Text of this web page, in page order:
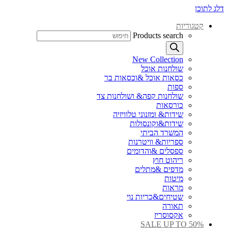
דלג לתוכן
קטגוריות
Products search
New Collection
שולחנות אוכל
כסאות אוכל &וכסאות בר
ספות
שולחנות קפה& ושולחנות צד
כורסאות
שידות& ומזנוני טלוויזיה
שידות&וקונסולות
המשרד הביתי
ספריות& וויטרנות
ספסלים &והדומים
ריהוט חוץ
מדפים &מתלים
מיטות
מראות
שטיחים&כריות נוי
תאורה
אקסוסריז
SALE UP TO 50%